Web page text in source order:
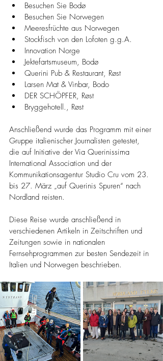
Besuchen Sie Bodø
Besuchen Sie Norwegen
Meeresfrüchte aus Norwegen
Stockfisch von den Lofoten g.g.A.
Innovation Norge
Jektefartsmuseum, Bodø
Querini Pub & Restaurant, Røst
Larsen Mat & Vinbar, Bodo
DER SCHÖPFER, Røst
Bryggehotell., Røst
Anschließend wurde das Programm mit einer
Gruppe italienischer Journalisten getestet,
die auf Initiative der Via Querinissima
International Association und der
Kommunikationsagentur Studio Cru vom 23.
bis 27. März „auf Querinis Spuren“ nach
Nordland reisten.
Diese Reise wurde anschließend in
verschiedenen Artikeln in Zeitschriften und
Zeitungen sowie in nationalen
Fernsehprogrammen zur besten Sendezeit in
Italien und Norwegen beschrieben.